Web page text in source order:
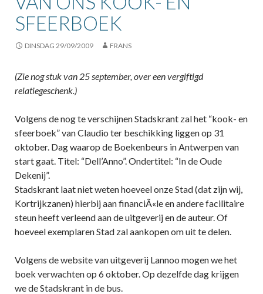
SFEERBOEK
DINSDAG 29/09/2009 FRANS
(Zie nog stuk van 25 september, over een vergiftigd
relatiegeschenk.)
Volgens de nog te verschijnen Stadskrant zal het “kook- en
sfeerboek” van Claudio ter beschikking liggen op 31
oktober. Dag waarop de Boekenbeurs in Antwerpen van
start gaat. Titel: “Dell’Anno”. Ondertitel: “In de Oude
Dekenij”.
Stadskrant laat niet weten hoeveel onze Stad (dat zijn wij,
Kortrijkzanen) hierbij aan financiÃ«le en andere facilitaire
steun heeft verleend aan de uitgeverij en de auteur. Of
hoeveel exemplaren Stad zal aankopen om uit te delen.
Volgens de website van uitgeverij Lannoo mogen we het
boek verwachten op 6 oktober. Op dezelfde dag krijgen
we de Stadskrant in de bus.